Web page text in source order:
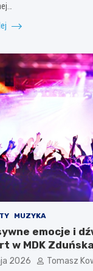
MUZYKA
emocje i
w MDK
2026 Tomasz